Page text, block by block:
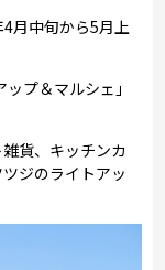
月中旬から5月上
プ＆マルシェ」
貨、キッチンカ
ジのライトアッ